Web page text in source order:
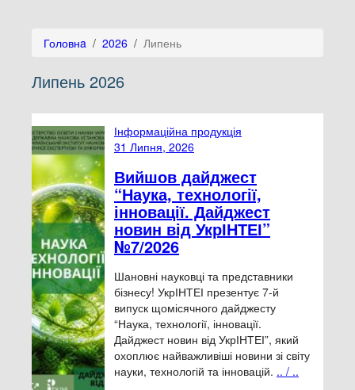
Головнa / 2026 / Липень
Липень 2026
Інформаційна продукція
31 Липня, 2026
Вийшов дайджест
“Наука, технології,
інновації. Дайджест
новин від УкрІНТЕІ”
№7/2026
Шановні науковці та представники
бізнесу! УкрІНТЕІ презентує 7-й
випуск щомісячного дайджесту
“Наука, технології, інновації.
Дайджест новин від УкрІНТЕІ”, який
охоплює найважливіші новини зі світу
науки, технологій та інновацій. .. / ..